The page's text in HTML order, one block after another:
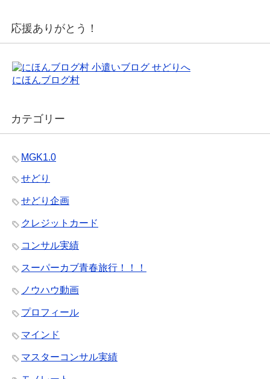
応援ありがとう！
にほんブログ村
カテゴリー
MGK1.0
せどり
せどり企画
クレジットカード
コンサル実績
スーパーカブ青春旅行！！！
ノウハウ動画
プロフィール
マインド
マスターコンサル実績